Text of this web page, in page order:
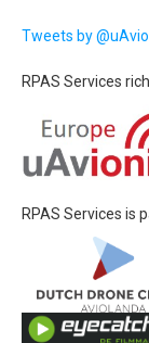
Tweets by
RPAS Services
RPAS